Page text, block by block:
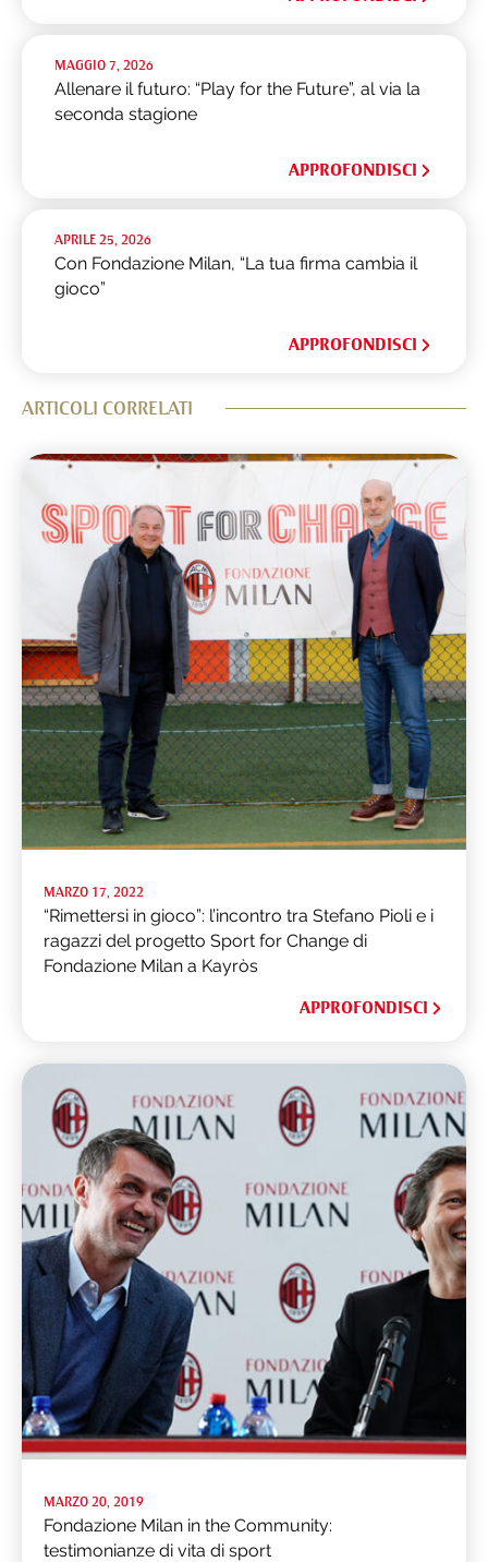
MAGGIO 7, 2026
Allenare il futuro: “Play for the Future”, al via la
seconda stagione
APPROFONDISCI
APRILE 25, 2026
Con Fondazione Milan, “La tua firma cambia il
gioco”
APPROFONDISCI
ARTICOLI CORRELATI
MARZO 17, 2022
“Rimettersi in gioco”: l’incontro tra Stefano Pioli e i
ragazzi del progetto Sport for Change di
Fondazione Milan a Kayròs
APPROFONDISCI
MARZO 20, 2019
Fondazione Milan in the Community:
testimonianze di vita di sport